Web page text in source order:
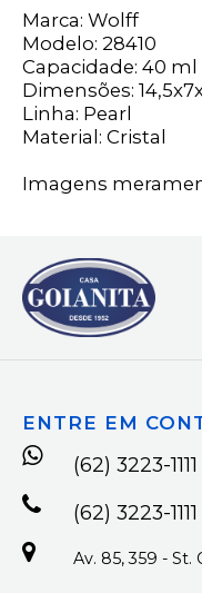
Marca: Wolff
Modelo: 28410
Capacidade: 40 ml
Dimensões:
Linha: Pearl
Material: Cristal
Imagens
ENTRE EM
(62) 3223-1111
(62) 3223-1111
Av. 85, 359 - St.